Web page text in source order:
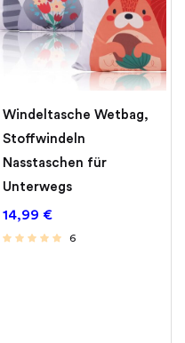
Windeltasche Wetbag, ​
Stoffwindeln
Nasstaschen für
Unterwegs
14,99 €
6